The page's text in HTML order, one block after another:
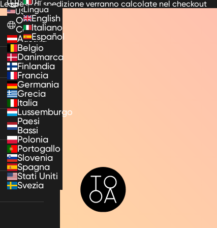
Le spese di spedizione verranno calcolate nel checkout
TooA
US
Other
Countries
Austria
Belgio
Danimarca
Finlandia
Francia
Germania
Grecia
Italia
Lussemburgo
Paesi
Bassi
Polonia
Portogallo
Slovenia
Spagna
Stati Uniti
Svezia
Lingua
English
Italiano
Español